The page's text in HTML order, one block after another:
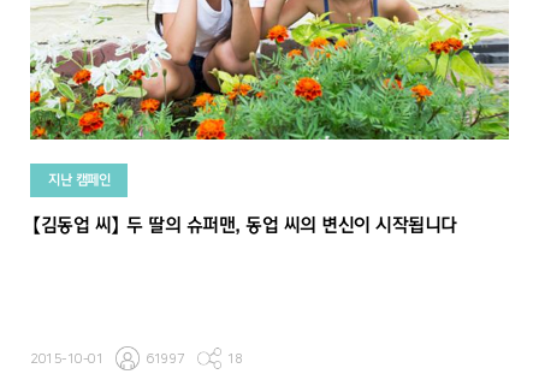
지난 캠페인
【김동업 씨】 두 딸의 슈퍼맨, 동업 씨의 변신이 시작됩니다
2015-10-01 61997 18